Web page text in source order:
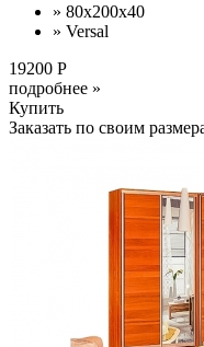
» 80х200х40
» Versal
19200 Р
подробнее »
Купить
Заказать по своим